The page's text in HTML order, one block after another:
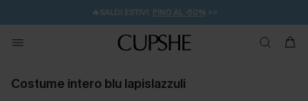
🔥SALDI ESTIVI: FINO AL -50%>>
🚚SPEDIZIONE GRATUITA DA 49€
💌REGALO PER I NUOVI: 20% DI SCONTO*
Costume intero blu lapislazzuli